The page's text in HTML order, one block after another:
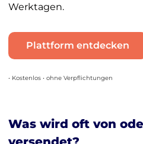
Werktagen.
Plattform entdecken
• Kostenlos • ohne Verpflichtungen
Was wird oft von